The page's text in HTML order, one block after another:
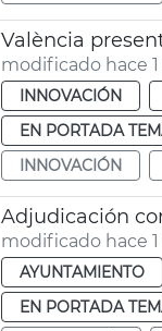
València
modificado hace
INNOVACIÓN
EN PORTADA
INNOVACIÓN
modificado hace
AYUNTAMIENTO
EN PORTADA